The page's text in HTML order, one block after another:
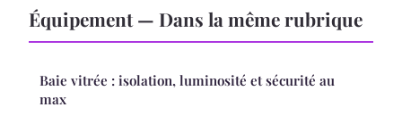
Équipement — Dans la même rubrique
Baie vitrée : isolation, luminosité et sécurité au
max